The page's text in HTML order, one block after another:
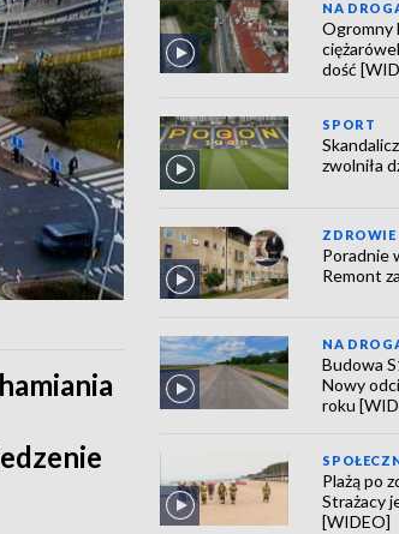
NA
Ogromny
dość
SPORT
zwolniła
ZDROWIE
Poradnie
Remont
NA
Budowa
Nowy
roku
Plażą po
Strażacy
[WIDEO]